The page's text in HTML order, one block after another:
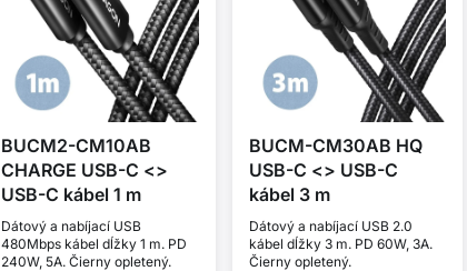
BUCM2-CM10AB
CHARGE USB-C <>
USB-C kábel 1 m
Dátový a nabíjací USB
480Mbps kábel dĺžky 1 m. PD
240W, 5A. Čierny opletený.
BUCM-CM30AB HQ
USB-C <> USB-C
kábel 3 m
Dátový a nabíjací USB 2.0
kábel dĺžky 3 m. PD 60W, 3A.
Čierny opletený.